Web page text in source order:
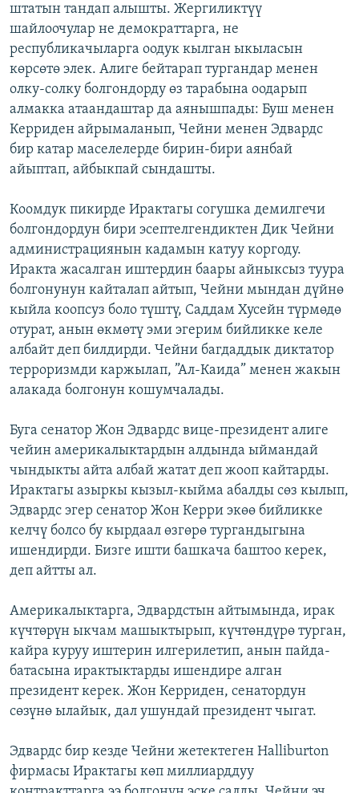
штатын тандап алышты. Жергиликтүү
шайлоочулар не демократтарга, не
республикачыларга оодук кылган ыкыласын
көрсөтө элек. Алиге бейтарап тургандар менен
олку-солку болгондорду өз тарабына оодарып
алмакка атаандаштар да аянышпады: Буш менен
Керриден айрымаланып, Чейни менен Эдвардс
бир катар маселелерде бирин-бири аянбай
айыптап, айбыкпай сындашты.
Коомдук пикирде Ирактагы согушка демилгечи
болгондордун бири эсептелгендиктен Дик Чейни
администрациянын кадамын катуу коргоду.
Иракта жасалган иштердин баары айныксыз туура
болгонунун кайталап айтып, Чейни мындан дүйнө
кыйла коопсуз боло түштү, Саддам Хусейн түрмөдө
отурат, анын өкмөтү эми эгерим бийликке келе
албайт деп билдирди. Чейни багдаддык диктатор
терроризмди каржылап, ”Ал-Каида” менен жакын
алакада болгонун кошумчалады.
Буга сенатор Жон Эдвардс вице-президент алиге
чейин америкалыктардын алдында ыймандай
чындыкты айта албай жатат деп жооп кайтарды.
Ирактагы азыркы кызыл-кыйма абалды сөз кылып,
Эдвардс эгер сенатор Жон Керри экөө бийликке
келчү болсо бу кырдаал өзгөрө тургандыгына
ишендирди. Бизге ишти башкача баштоо керек,
деп айтты ал.
Америкалыктарга, Эдвардстын айтымында, ирак
күчтөрүн ыкчам машыктырып, күчтөндүрө турган,
кайра куруу иштерин илгерилетип, анын пайда-
батасына ирактыктарды ишендире алган
президент керек. Жон Керриден, сенатордун
сөзүнө ылайык, дал ушундай президент чыгат.
Эдвардс бир кезде Чейни жетектеген Halliburton
фирмасы Ирактагы көп миллиарддуу